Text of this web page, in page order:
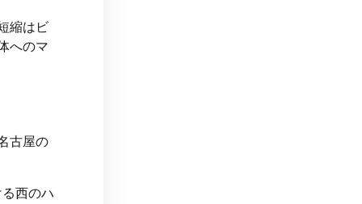
縮はビ
へのマ
古屋の
西のハ